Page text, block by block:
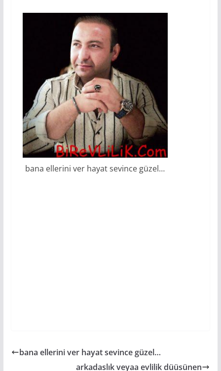
bana ellerini ver hayat sevince güzel…
bana ellerini ver hayat sevince güzel…
arkadaslık veyaa evlilik düüsünen